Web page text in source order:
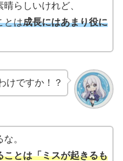
らしいけれど、
とは成長にはあまり役に
けですか！？
。
ことは「ミスが起きるも